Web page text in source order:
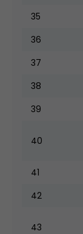
35
36
37
38
39
40
41
42
43